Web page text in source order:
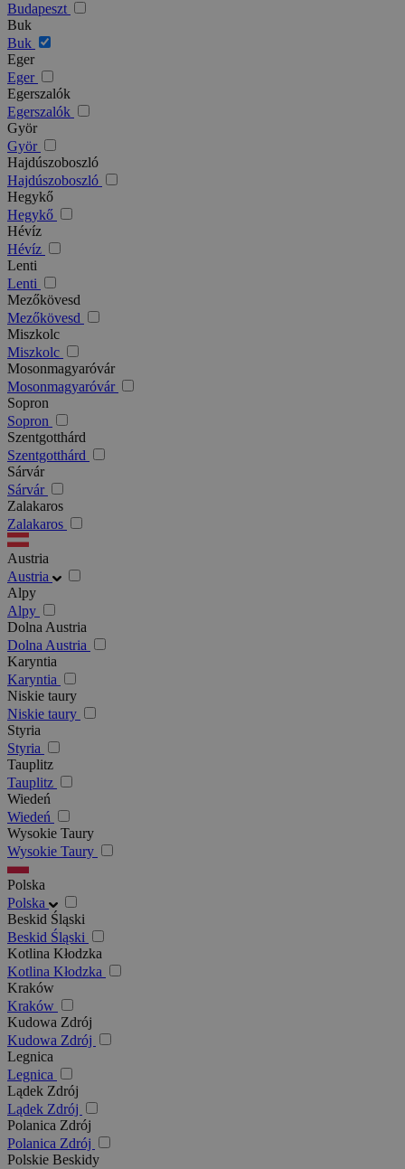
Budapeszt
Buk
Buk
Eger
Eger
Egerszalók
Egerszalók
Györ
Györ
Hajdúszoboszló
Hajdúszoboszló
Hegykő
Hegykő
Hévíz
Hévíz
Lenti
Lenti
Mezőkövesd
Mezőkövesd
Miszkolc
Miszkolc
Mosonmagyaróvár
Mosonmagyaróvár
Sopron
Sopron
Szentgotthárd
Szentgotthárd
Sárvár
Sárvár
Zalakaros
Zalakaros
Austria
Austria
Alpy
Alpy
Dolna Austria
Dolna Austria
Karyntia
Karyntia
Niskie taury
Niskie taury
Styria
Styria
Tauplitz
Tauplitz
Wiedeń
Wiedeń
Wysokie Taury
Wysokie Taury
Polska
Polska
Beskid Śląski
Beskid Śląski
Kotlina Kłodzka
Kotlina Kłodzka
Kraków
Kraków
Kudowa Zdrój
Kudowa Zdrój
Legnica
Legnica
Lądek Zdrój
Lądek Zdrój
Polanica Zdrój
Polanica Zdrój
Polskie Beskidy